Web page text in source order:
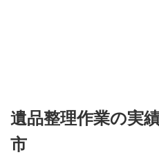
遺品整理作業の実
市